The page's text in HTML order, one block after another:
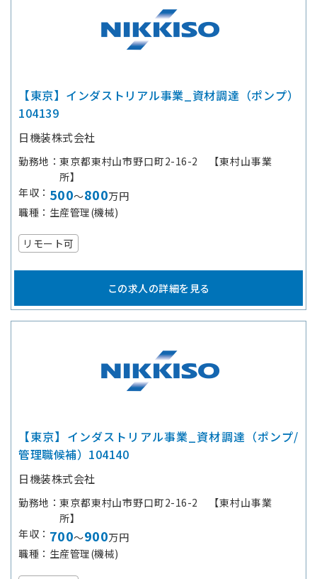
【東京】インダストリアル事業_資材調達（ポンプ）
104139
日機装株式会社
勤務地
東京都東村山市野口町2-16-2 【東村山事業
所】
年収
500～800万円
職種
生産管理(機械)
リモート可
この求人の詳細を見る
【東京】インダストリアル事業_資材調達（ポンプ/
管理職候補）104140
日機装株式会社
勤務地
東京都東村山市野口町2-16-2 【東村山事業
所】
年収
700～900万円
職種
生産管理(機械)